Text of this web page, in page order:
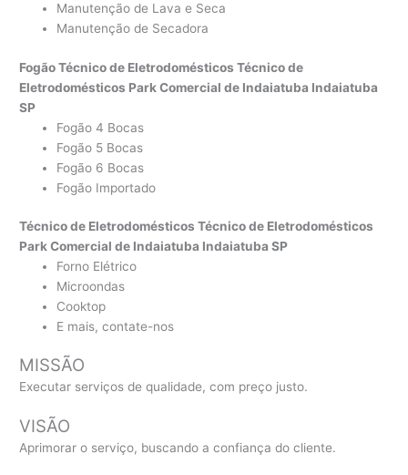
Manutenção de Lava e Seca
Manutenção de Secadora
Fogão Técnico de Eletrodomésticos Técnico de
Eletrodomésticos Park Comercial de Indaiatuba Indaiatuba
SP
Fogão 4 Bocas
Fogão 5 Bocas
Fogão 6 Bocas
Fogão Importado
Técnico de Eletrodomésticos Técnico de Eletrodomésticos
Park Comercial de Indaiatuba Indaiatuba SP
Forno Elétrico
Microondas
Cooktop
E mais, contate-nos
MISSÃO
Executar serviços de qualidade, com preço justo.
VISÃO
Aprimorar o serviço, buscando a confiança do cliente.